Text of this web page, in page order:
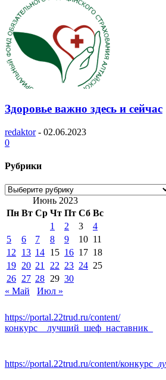
Здоровье важно здесь и сейчас
redaktor - 02.06.2023
0
Рубрики
Рубрики
Июнь 2023
Пн Вт Ср Чт Пт Сб Вс
1
2 3
4
5
6 7 8 9 10 11
12
13 14 15 16 17 18
19 20 21 22 23 24 25
26 27 28 29 30
« Май
Июл »
https://portal.22trud.ru/content/
конкурс__лучший_шеф_наставник_
https://portal.22trud.ru/content/конкурс